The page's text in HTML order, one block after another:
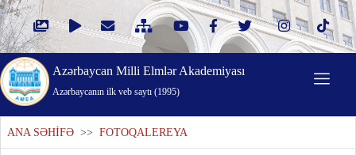
Azərbaycan Milli Elmlər Akademiyası
Azərbaycanın ilk veb saytı (1995)
ANA SƏHİFƏ >> FOTOQALEREYA